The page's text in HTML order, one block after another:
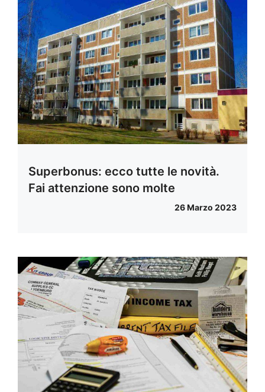
Superbonus: ecco tutte le novità.
Fai attenzione sono molte
26 Marzo 2023